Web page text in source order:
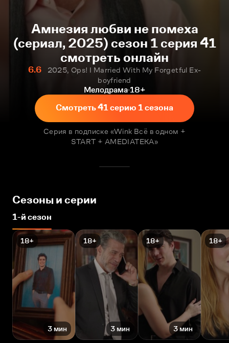
Амнезия любви не помеха
(сериал, 2025) сезон 1 серия 41
смотреть онлайн
6.6
2025, Ops! I Married With My Forgetful Ex-
boyfriend
Мелодрама 18+
Смотреть 41 серию 1 сезона
Серия в подписке «Wink Всё в одном +
START + AMEDIATEKA»
Сезоны и серии
1-й сезон
18+
3 мин
18+
3 мин
18+
3 мин
18+